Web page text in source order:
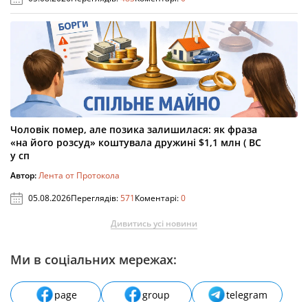
Чоловік помер, але позика залишилася: як фраза
«на його розсуд» коштувала дружині $1,1 млн ( ВС
у сп
Автор:Лента от Протокола
05.08.2026Переглядів:571Коментарі:0
Дивитись усі новини
Ми в соціальних мережах:
page group
telegram